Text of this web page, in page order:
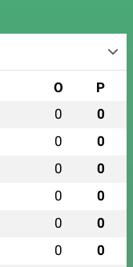
O P
0 0
0 0
0 0
0 0
0 0
0 0